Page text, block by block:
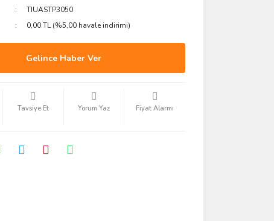
TIUASTP3050
0,00 TL (%5,00 havale indirimi)
Gelince Haber Ver
Tavsiye Et Yorum Yaz Fiyat Alarmı